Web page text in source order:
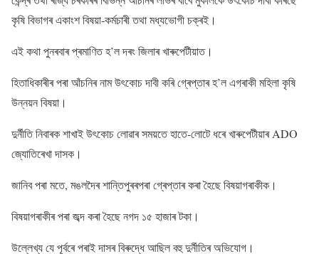
কৃষি বিভাগৰ একাংশ বিষয়া-কৰ্মচাৰী তথা মধ্যভােগী চক্ৰই।
এই কথা পুনৰবাৰ প্ৰমাণিত হ’ল দৰং জিলাৰ খাৰুপেটীয়াত।
হিতাধিকাৰীৰ পৰা আঁচনিৰ নাম উৎকােচ দাবী কৰি গ্ৰেপ্তাৰ হ’ল এগৰাকী মহিলা কৃষি
উন্নয়ন বিষয়া।
দুৰ্নীতি নিবাৰক শাখাই উৎকোচ লোৱাৰ সময়তে হাতে-লােটে ধৰে খাৰুপেটীয়াৰ ADO
জ্যোতিৰেখা দাসক।
জানিব পৰা মতে, মঙলদৈৰ শান্তিপুৰৰপৰা গ্ৰেপ্তাৰ কৰা হৈছে বিষয়াগৰাকীক।
বিষয়াগৰাকীৰ পৰা জব্দ কৰা হৈছে নগদ ১৫ হাজাৰ টকা।
উল্লেখ্য যে পূৰ্বৰে পৰাই দাসৰ বিৰুদ্ধে আছিল বহু দুৰ্নীতিৰ অভিযোগ।